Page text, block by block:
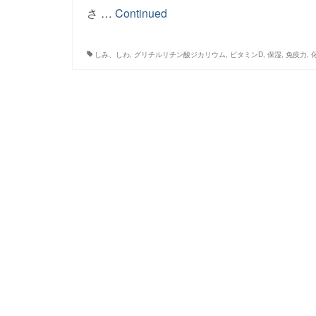
さ … Continued
しみ、しわ, グリチルリチン酸ジカリウム, ビタミンD, 保湿, 免疫力,